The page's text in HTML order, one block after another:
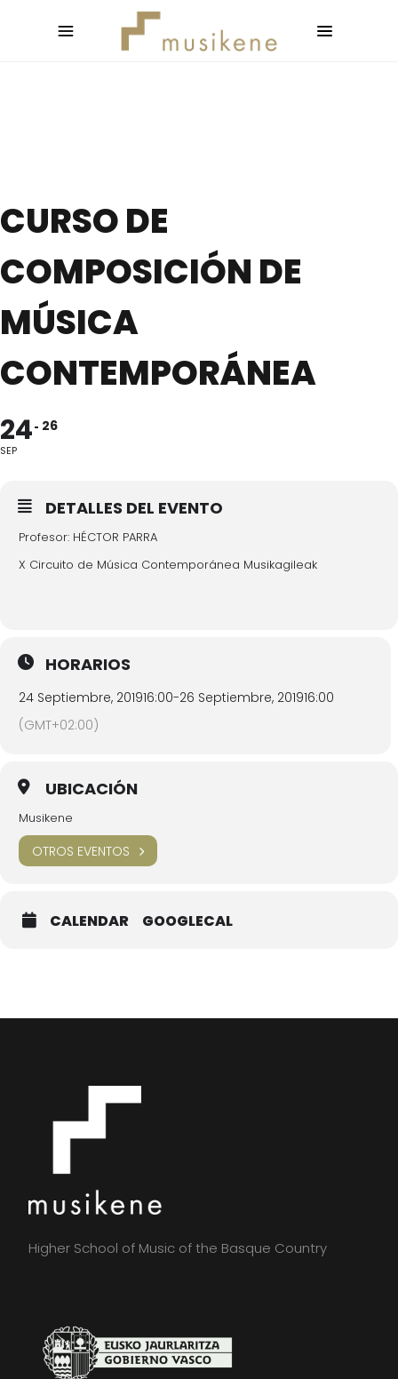
CURSO DE
COMPOSICIÓN DE
MÚSICA
CONTEMPORÁNEA
24
SEP
26
DETALLES DEL EVENTO
Profesor: HÉCTOR PARRA
X Circuito de Música Contemporánea Musikagileak
HORARIOS
24 Septiembre, 201916:00-26 Septiembre, 201916:00
(GMT+02:00)
UBICACIÓN
Musikene
OTROS EVENTOS
CALENDAR GOOGLECAL
Higher School of Music of the Basque Country